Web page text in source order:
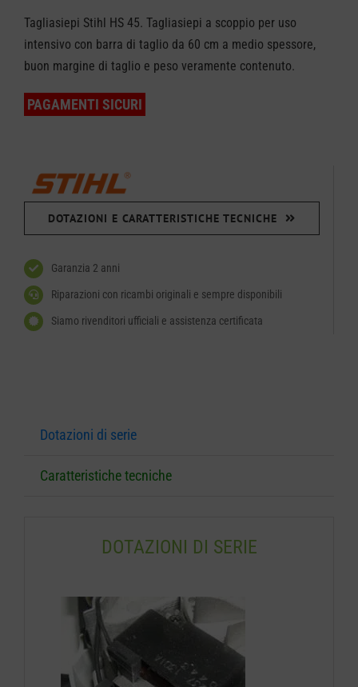
DOTAZIONI E CARATTERISTICHE TECNICHE
Garanzia 2 anni
Riparazioni con ricambi originali e sempre disponibili
Siamo rivenditori ufficiali e assistenza certificata
HS
45
-
60
cm
Tagliasiepi Stihl HS 45. Tagliasiepi a scoppio per uso
intensivo con barra di taglio da 60 cm a medio spessore,
buon margine di taglio e peso veramente contenuto.
PAGAMENTI SICURI
Dotazioni di serie
Caratteristiche tecniche
DOTAZIONI DI SERIE